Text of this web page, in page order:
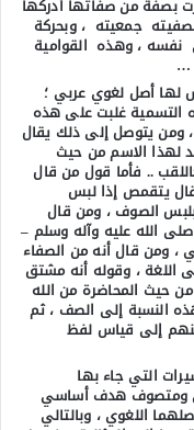
بصفة من صفاتها أدركها
جمعيته ، وبحركة
، وهذه القوامية
…
لها أصل لغوي عربي ؛
التسمية غلبت على هذه
ومن يتوصل إلى ذلك يقال
لهذا الاسم من حيث
.. فأما قول من قال
يتقمص إذا لبس
الصوف ، ومن قال
الله عليه وآله وسلم –
، ومن قال أنه من الصفاء
، وقوله أنه مشتق
حيث المحاضرة من الله
النسبة إلى الصف ، ثم
إلى قياس لفظ
التي جاء بها
ومتصوف هدف أساسي
اللغوي ، وبالتالي